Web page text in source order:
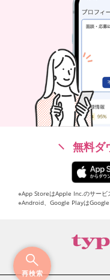
再検索
無料ダ
※App StoreはApple Inc.のサービ
※Android、Google PlayはGoogle